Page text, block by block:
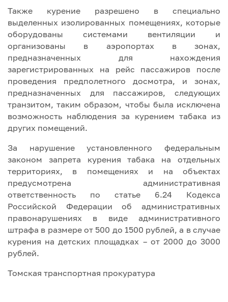
Также курение разрешено в специально
выделенных изолированных помещениях, которые
оборудованы системами вентиляции и
организованы в аэропортах в зонах,
предназначенных для нахождения
зарегистрированных на рейс пассажиров после
проведения предполетного досмотра, и зонах,
предназначенных для пассажиров, следующих
транзитом, таким образом, чтобы была исключена
возможность наблюдения за курением табака из
других помещений.
За нарушение установленного федеральным
законом запрета курения табака на отдельных
территориях, в помещениях и на объектах
предусмотрена административная
ответственность по статье 6.24 Кодекса
Российской Федерации об административных
правонарушениях в виде административного
штрафа в размере от 500 до 1500 рублей, а в случае
курения на детских площадках – от 2000 до 3000
рублей.
Томская транспортная прокуратура